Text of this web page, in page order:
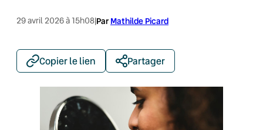
29 avril 2026 à 15h08|Par Mathilde Picard
Copier le lien Partager